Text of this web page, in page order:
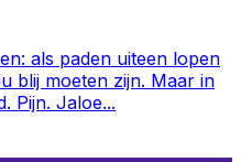
als paden uiteen lopen
blij moeten zijn. Maar in
Pijn. Jaloe...